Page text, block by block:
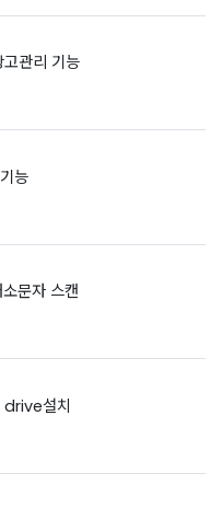
관리 기능
능
문자 스캔
drive설치